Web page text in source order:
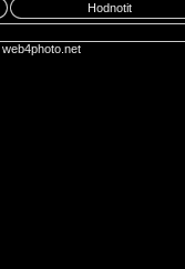
Hodnotit
web4photo.net